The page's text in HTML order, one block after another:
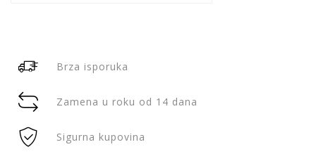
Brza isporuka
Zamena u roku od 14 dana
Sigurna kupovina